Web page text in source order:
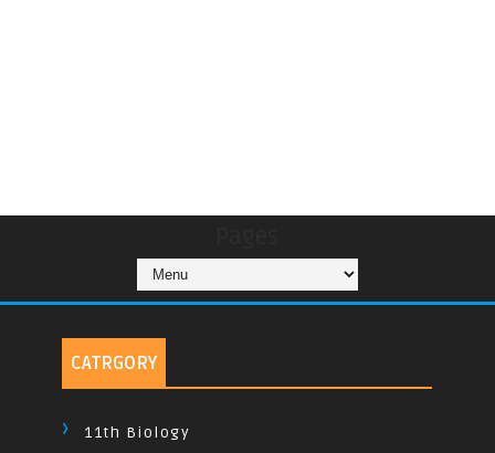
CATRGORY
11th Biology